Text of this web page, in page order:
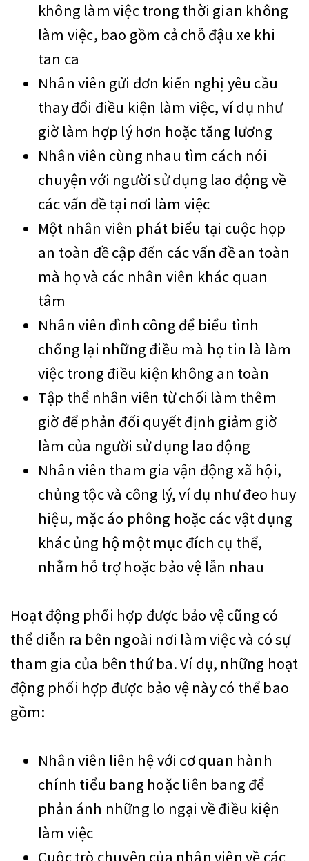
không làm việc trong thời gian không
làm việc, bao gồm cả chỗ đậu xe khi
tan ca
Nhân viên gửi đơn kiến nghị yêu cầu
thay đổi điều kiện làm việc, ví dụ như
giờ làm hợp lý hơn hoặc tăng lương
Nhân viên cùng nhau tìm cách nói
chuyện với người sử dụng lao động về
các vấn đề tại nơi làm việc
Một nhân viên phát biểu tại cuộc họp
an toàn đề cập đến các vấn đề an toàn
mà họ và các nhân viên khác quan
tâm
Nhân viên đình công để biểu tình
chống lại những điều mà họ tin là làm
việc trong điều kiện không an toàn
Tập thể nhân viên từ chối làm thêm
giờ để phản đối quyết định giảm giờ
làm của người sử dụng lao động
Nhân viên tham gia vận động xã hội,
chủng tộc và công lý, ví dụ như đeo huy
hiệu, mặc áo phông hoặc các vật dụng
khác ủng hộ một mục đích cụ thể,
nhằm hỗ trợ hoặc bảo vệ lẫn nhau
Hoạt động phối hợp được bảo vệ cũng có
thể diễn ra bên ngoài nơi làm việc và có sự
tham gia của bên thứ ba. Ví dụ, những hoạt
động phối hợp được bảo vệ này có thể bao
gồm:
Nhân viên liên hệ với cơ quan hành
chính tiểu bang hoặc liên bang để
phản ánh những lo ngại về điều kiện
làm việc
Cuộc trò chuyện của nhân viên về các